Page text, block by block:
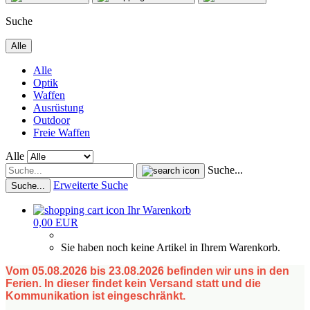
Suche
Alle
Alle
Optik
Waffen
Ausrüstung
Outdoor
Freie Waffen
Alle
Suche...
Suche... Erweiterte Suche
Ihr Warenkorb
0,00 EUR
Sie haben noch keine Artikel in Ihrem Warenkorb.
Vom 05.08.2026 bis 23.08.2026 befinden wir uns in den
Ferien. In dieser findet kein Versand statt und die
Kommunikation ist eingeschränkt.